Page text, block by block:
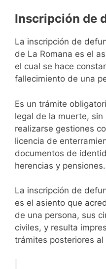
Inscripción de
La inscripción de
de La Romana es el
el cual se hace
fallecimiento de una
Es un trámite
legal de la muerte, sin
realizarse gestiones
licencia de
documentos de
herencias y pensiones.
La inscripción de
es el asiento que
de una persona, sus
civiles, y resulta
trámites posteriores